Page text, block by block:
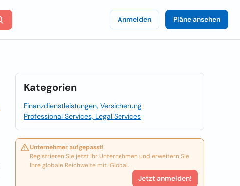
Anmelden Pläne ansehen
Kategorien
Finanzdienstleistungen, Versicherung
Professional Services, Legal Services
Unternehmer aufgepasst!
Registrieren Sie jetzt Ihr Unternehmen und erweitern Sie
Ihre globale Reichweite mit iGlobal.
Jetzt anmelden!